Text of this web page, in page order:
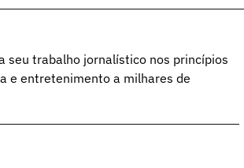
seu trabalho jornalístico nos princípios
e entretenimento a milhares de